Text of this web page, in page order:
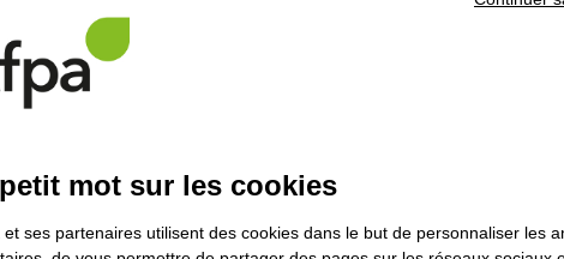
donnent à travailler la matière : le bois pour l’un,le
professionnelle. Pendant sept mois, François Billot
termes du métier, à utiliser
particulière, à réaliser les finitions et surtout les
Au cours de sa formation, François Billot a travaillé
(seul ou en équipe selon la nature du bâtiment)
mot sur les cookies
et ses partenaires utilisent des cookies dans le but de personnaliser les